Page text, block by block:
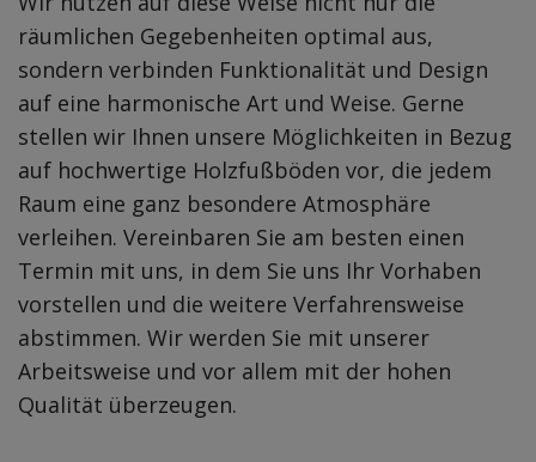
räumlichen Gegebenheiten optimal aus,
sondern verbinden Funktionalität und Design
auf eine harmonische Art und Weise. Gerne
stellen wir Ihnen unsere Möglichkeiten in Bezug
auf hochwertige Holzfußböden vor, die jedem
Raum eine ganz besondere Atmosphäre
verleihen. Vereinbaren Sie am besten einen
Termin mit uns, in dem Sie uns Ihr Vorhaben
vorstellen und die weitere Verfahrensweise
abstimmen. Wir werden Sie mit unserer
Arbeitsweise und vor allem mit der hohen
Qualität überzeugen.